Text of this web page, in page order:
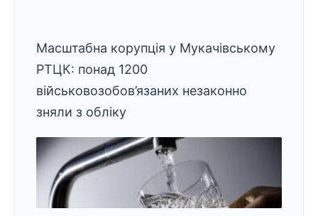
Масштабна корупція у Мукачівському
РТЦК: понад 1200
військовозобов’язаних незаконно
зняли з обліку